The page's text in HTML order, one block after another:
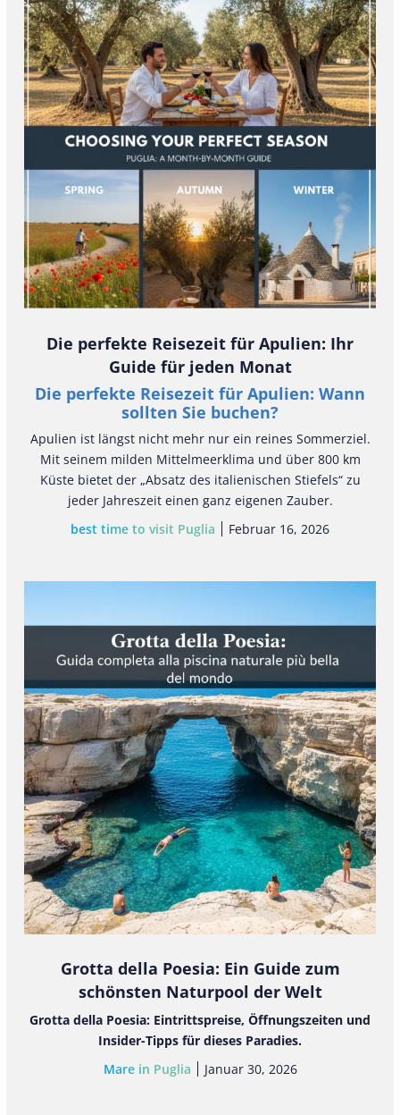
Die perfekte Reisezeit für Apulien: Ihr
Guide für jeden Monat
Die perfekte Reisezeit für Apulien: Wann
sollten Sie buchen?
Apulien ist längst nicht mehr nur ein reines Sommerziel.
Mit seinem milden Mittelmeerklima und über 800 km
Küste bietet der „Absatz des italienischen Stiefels“ zu
jeder Jahreszeit einen ganz eigenen Zauber.
best time to visit Puglia
Februar 16, 2026
Grotta della Poesia: Ein Guide zum
schönsten Naturpool der Welt
Grotta della Poesia: Eintrittspreise, Öffnungszeiten und
Insider-Tipps für dieses Paradies.
Mare in Puglia
Januar 30, 2026